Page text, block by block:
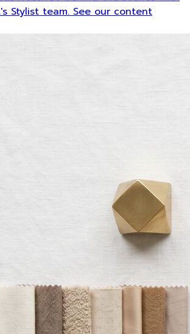
Stylist team. See our content